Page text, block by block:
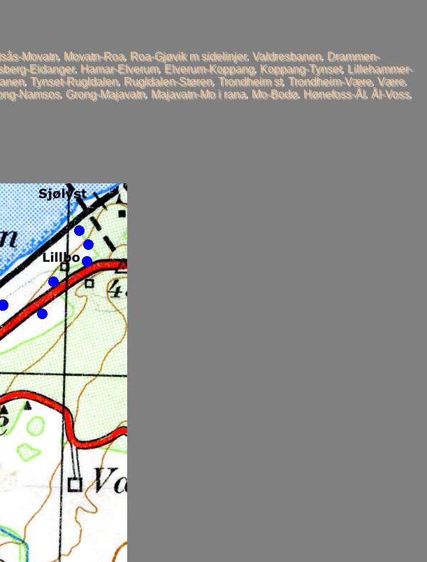
Movatn, Movatn-Roa, Roa-Gjøvik m sidelinjer, Valdresbanen, Drammen-
Eidanger, Hamar-Elverum, Elverum-Koppang, Koppang-Tynset, Lillehammer-
, Tynset-Rugldalen, Rugldalen-Støren, Trondheim st, Trondheim-Være, Være,
Namsos, Grong-Majavatn, Majavatn-Mo i rana, Mo-Bodø, Hønefoss-Ål, Ål-Voss,